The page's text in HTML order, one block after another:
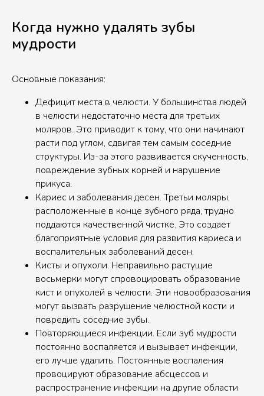
Когда нужно удалять зубы
мудрости
Основные показания:
Дефицит места в челюсти. У большинства людей
в челюсти недостаточно места для третьих
моляров. Это приводит к тому, что они начинают
расти под углом, сдвигая тем самым соседние
структуры. Из-за этого развивается скученность,
повреждение зубных корней и нарушение
прикуса.
Кариес и заболевания десен. Третьи моляры,
расположенные в конце зубного ряда, трудно
поддаются качественной чистке. Это создает
благоприятные условия для развития кариеса и
воспалительных заболеваний десен.
Кисты и опухоли. Неправильно растущие
восьмерки могут спровоцировать образование
кист и опухолей в челюсти. Эти новообразования
могут вызвать разрушение челюстной кости и
повредить соседние зубы.
Повторяющиеся инфекции. Если зуб мудрости
постоянно воспаляется и вызывает инфекции,
его лучше удалить. Постоянные воспаления
провоцируют образование абсцессов и
распространение инфекции на другие области